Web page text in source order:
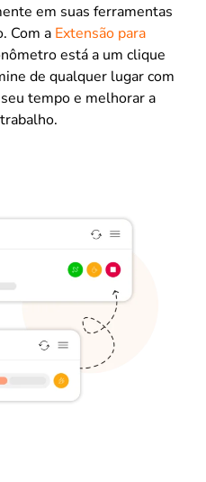
em suas ferramentas
Com a Extensão para
está a um clique
de qualquer lugar com
tempo e melhorar a